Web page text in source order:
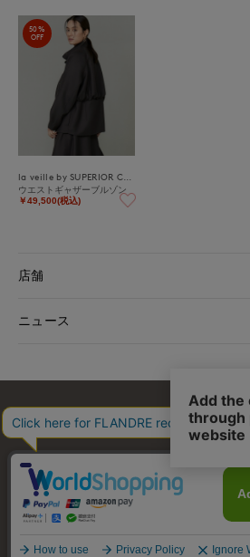
50%
OFF
ウエストギャザーブルゾン
￥49,500(税込)
店舗
ニュース
お問い合わせ 利用規約 会社概要
特定商取引・古物営業法に基づく表